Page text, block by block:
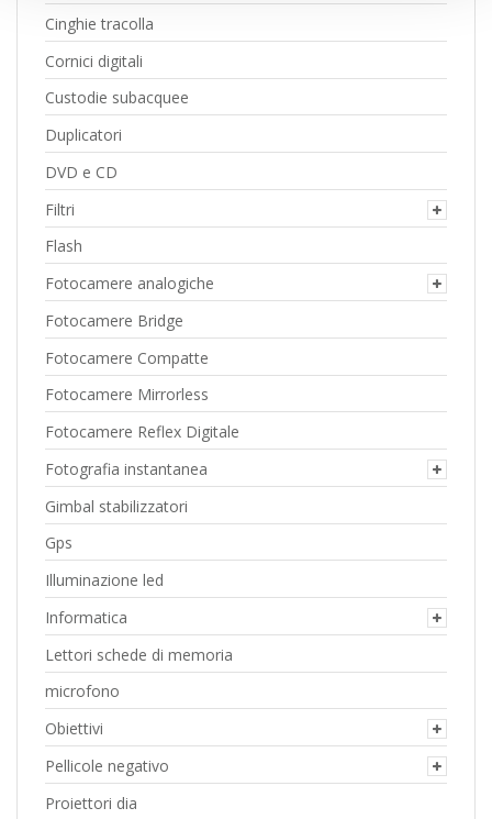
Cinghie tracolla
Cornici digitali
Custodie subacquee
Duplicatori
DVD e CD
Filtri
Flash
Fotocamere analogiche
Fotocamere Bridge
Fotocamere Compatte
Fotocamere Mirrorless
Fotocamere Reflex Digitale
Fotografia instantanea
Gimbal stabilizzatori
Gps
Illuminazione led
Informatica
Lettori schede di memoria
microfono
Obiettivi
Pellicole negativo
Proiettori dia